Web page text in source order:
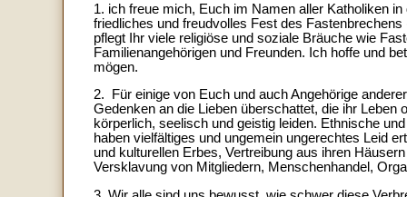
1. ich freue mich, Euch im Namen aller Katholiken
friedliches und freudvolles Fest des Fastenbrechens
pflegt Ihr viele religiöse und soziale Bräuche wie
Familienangehörigen und Freunden. Ich hoffe und
mögen.
2. Für einige von Euch und auch Angehörige
Gedenken an die Lieben überschattet, die ihr
körperlich, seelisch und geistig leiden. Ethnische
haben vielfältiges und ungemein ungerechtes Leid
und kulturellen Erbes, Vertreibung aus ihren
Versklavung von Mitgliedern, Menschenhandel,